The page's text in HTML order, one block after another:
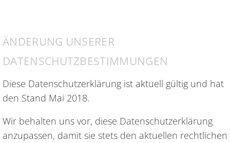
ÄNDERUNG UNSERER
DATENSCHUTZBESTIMMUNGEN
Diese Datenschutzerklärung ist aktuell gültig und hat
den Stand Mai 2018.
Wir behalten uns vor, diese Datenschutzerklärung
anzupassen, damit sie stets den aktuellen rechtlichen